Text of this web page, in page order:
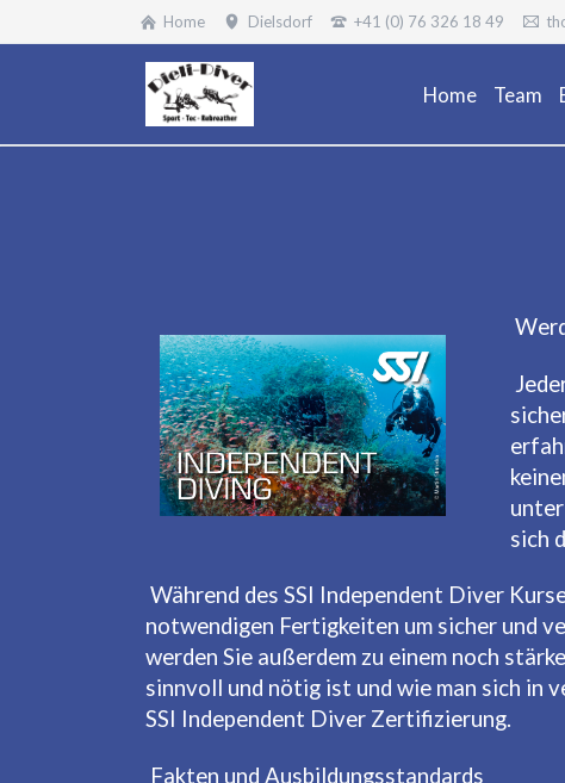
Home Dielsdorf +41 (0) 76 326 18 49
Home Team
sich
Während des SSI Independent Diver
notwendigen Fertigkeiten um sicher und
werden Sie außerdem zu einem noch
sinnvoll und nötig ist und wie man sich in
SSI Independent Diver Zertifizierung.
Fakten und Ausbildungsstandards